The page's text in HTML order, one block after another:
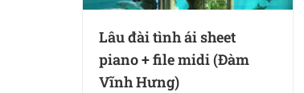
Lâu đài tình ái sheet
piano + file midi (Đàm
Vĩnh Hưng)